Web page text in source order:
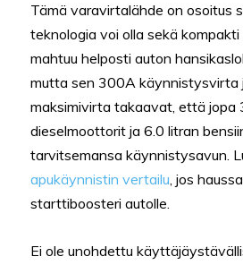
Tämä varavirtalähde on osoitus
teknologia voi olla sekä
mahtuu helposti auton
mutta sen 300A käynnistysvirta
maksimivirta takaavat, että jopa
dieselmoottorit ja 6.0 litran
tarvitsemansa käynnistysavun.
apukäynnistin vertailu, jos
starttiboosteri autolle.
Ei ole unohdettu